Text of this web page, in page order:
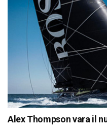
Alex Thompson vara il